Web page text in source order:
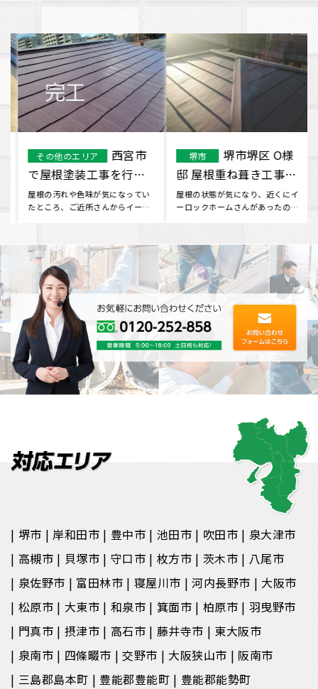
その他のエリア
西宮市
で屋根塗装工事を行い
ました
屋根の汚れや色味が気になってい
たところ、ご近所さんからイーロ
堺市
堺市堺区 O様
邸 屋根重ね葺き工事に
なります！
屋根の状態が気になり、近くにイ
ーロックホームさんがあったので
堺市 岸和田市 豊中市 池田市 吹田市
泉大津市
高槻市
貝塚市 守口市 枚方市 茨木市
八尾市
泉佐野市
富田林市 寝屋川市 河内長野市
大阪市
松原市
大東市 和泉市 箕面市 柏原市
羽曳野市
門真市
摂津市 高石市 藤井寺市
東大阪市
泉南市
四條畷市 交野市 大阪狭山市
阪南市
三島郡島本町
豊能郡豊能町
豊能郡能勢町